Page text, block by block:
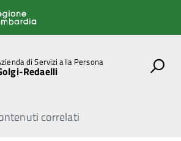
di Servizi alla Persona
Redaelli
correlati